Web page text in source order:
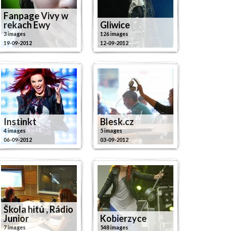
Fanpage Vivy w
rekach Ewy
3 images
19-09-2012
Gliwice
126 images
12-09-2012
Instinkt
4 images
06-09-2012
Blesk.cz
5 images
03-09-2012
Škola hitů , Rádio
Junior
7 images
Kobierzyce
548 images